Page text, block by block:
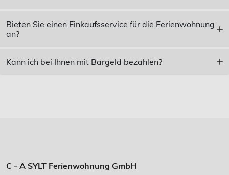
Bieten Sie einen Einkaufsservice für die Ferienwohnung
an?
Kann ich bei Ihnen mit Bargeld bezahlen?
C - A SYLT Ferienwohnung GmbH